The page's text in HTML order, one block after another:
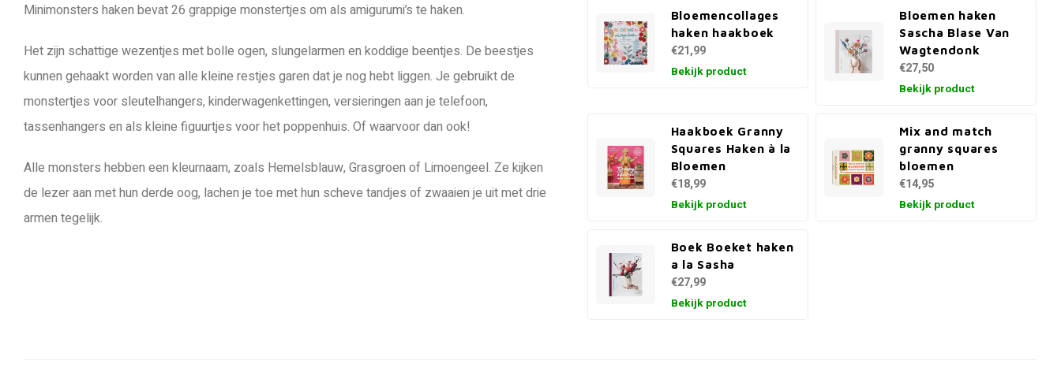
Minimonsters haken bevat 26 grappige monstertjes om als amigurumi’s te haken.
Het zijn schattige wezentjes met bolle ogen, slungelarmen en koddige beentjes. De beestjes
kunnen gehaakt worden van alle kleine restjes garen dat je nog hebt liggen. Je gebruikt de
monstertjes voor sleutelhangers, kinderwagenkettingen, versieringen aan je telefoon,
tassenhangers en als kleine figuurtjes voor het poppenhuis. Of waarvoor dan ook!
Alle monsters hebben een kleurnaam, zoals Hemelsblauw, Grasgroen of Limoengeel. Ze kijken
de lezer aan met hun derde oog, lachen je toe met hun scheve tandjes of zwaaien je uit met drie
armen tegelijk.
Bloemencollages
haken haakboek
€21,99
Bekijk product
Bloemen haken
Sascha Blase Van
Wagtendonk
€27,50
Bekijk product
Haakboek Granny
Squares Haken à la
Bloemen
€18,99
Bekijk product
Mix and match
granny squares
bloemen
€14,95
Bekijk product
Boek Boeket haken
a la Sasha
€27,99
Bekijk product